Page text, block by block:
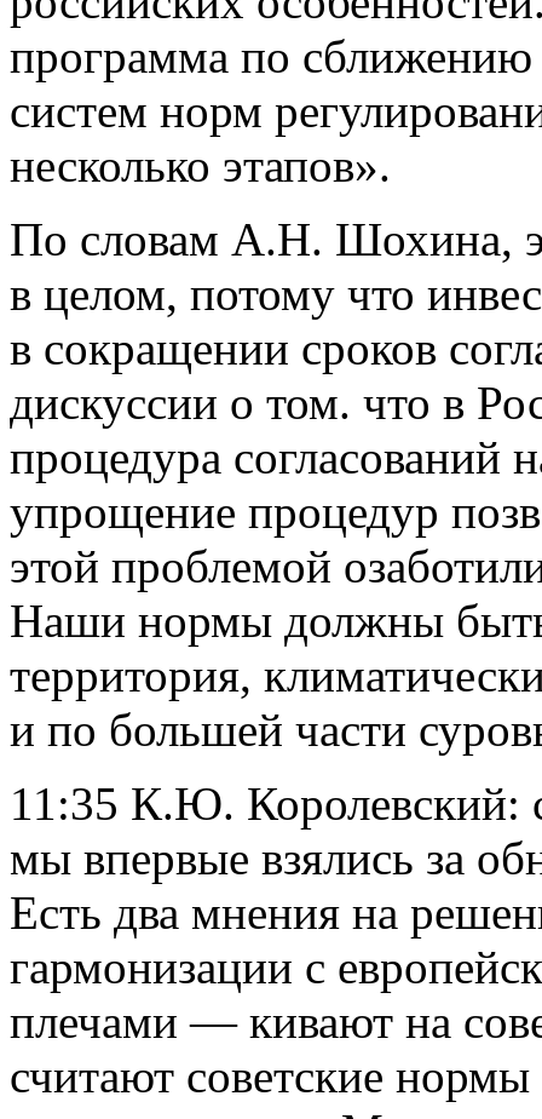
программа по сближению
систем норм
несколько этапов».
По словам А.Н. Шохина,
в целом, потому что
в сокращении сроков
дискуссии о том. что в
процедура согласований
упрощение процедур
этой проблемой
Наши нормы должны
территория,
и по большей части
11:35 К.Ю. Королевский:
мы впервые взялись за
Есть два мнения на
гармонизации с
плечами — кивают на
считают советские